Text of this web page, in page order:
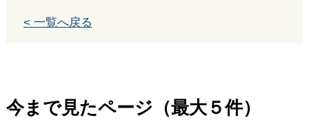
< 一覧へ戻る
今まで見たページ（最大５件）